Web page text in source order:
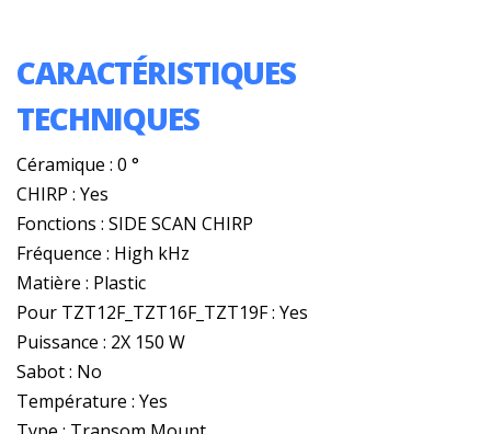
CARACTÉRISTIQUES
TECHNIQUES
Céramique : 0 °
CHIRP : Yes
Fonctions : SIDE SCAN CHIRP
Fréquence : High kHz
Matière : Plastic
Pour TZT12F_TZT16F_TZT19F : Yes
Puissance : 2X 150 W
Sabot : No
Température : Yes